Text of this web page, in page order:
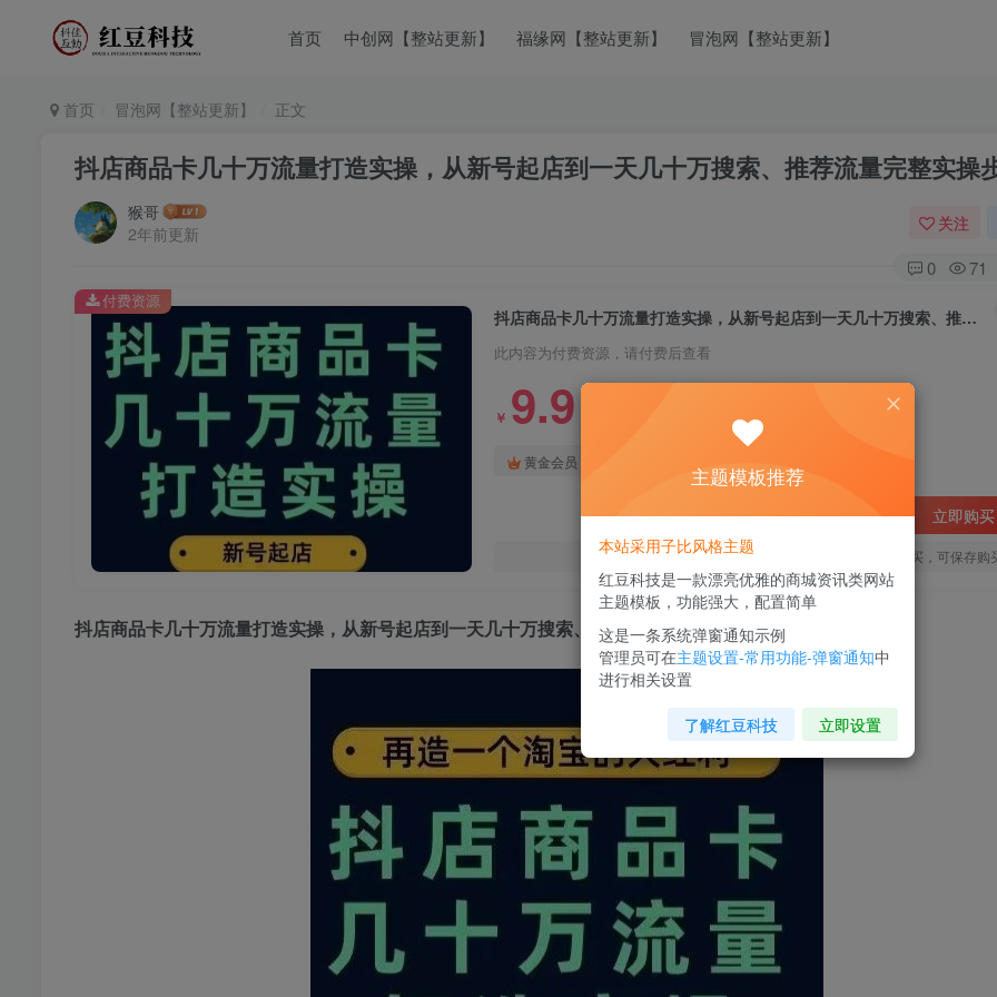
首页 中创网【整站更新】 福缘网【整站更新】 冒泡网【整站更新】
首页 冒泡网【整站更新】 正文
抖店商品卡几十万流量打造实操，从新号起店到一天几十万搜索、推荐流量完整实操
猴哥
2年前更新
关注
0 71
抖店商品卡几十万流量打造实操，从新号起店到一天几十万搜索、推荐流量完整实操步骤
此内容为付费资源，请付费后查看
￥ 9.9
黄金会员
立即购买
您当前未登录！建议登陆后购买，可保存购
付费资源
抖店商品卡几十万流量打造实操 ，从新号起店到一天几十万搜索、推荐流量完整实操步骤
主题模板推荐
本站采用子比风格主题
红豆科技是一款漂亮优雅的商城资讯类网站
主题模板，功能强大，配置简单
这是一条系统弹窗通知示例
管理员可在主题设置-常用功能-弹窗通知中
进行相关设置
了解红豆科技 立即设置